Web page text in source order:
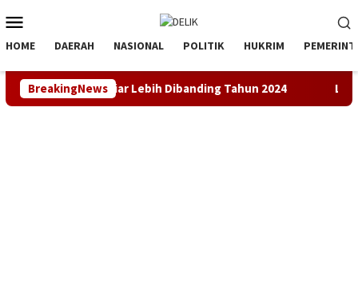
ke
kontenMobile
HOME DAERAH NASIONAL POLITIK HUKRIM
BreakingNews
Rp3 Miliar Lebih Dibanding Tahun 2024 LKBH LPKSM